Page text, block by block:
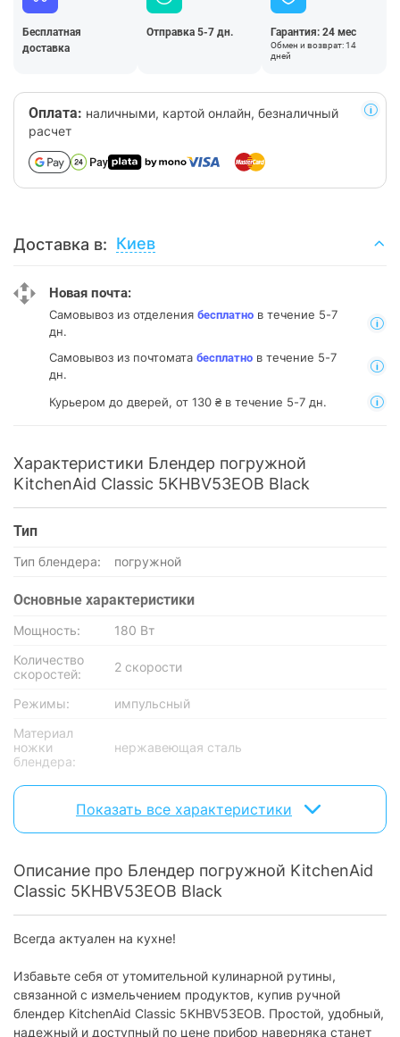
Бесплатная
доставка
Отправка 5-7 дн. Гарантия: 24 мес
Обмен и возврат: 14
дней
Оплата: наличными, картой онлайн, безналичный
расчет
Доставка в: Киев
Новая почта:
Самовывоз из отделения бесплатно в течение 5-7
дн.
Самовывоз из почтомата бесплатно в течение 5-7
дн.
Курьером до дверей, от 130 ₴ в течение 5-7 дн.
Характеристики Блендер погружной
KitchenAid Classic 5KHBV53EOB Black
Тип
Тип блендера: погружной
Основные характеристики
Мощность:
180 Вт
Количество
скоростей:
2 скорости
Режимы:
импульсный
Материал
ножки
блендера:
нержавеющая сталь
Измельчители
Наличие
без измельчителя
Дополнительно
Стакан
есть
для защиты антипригарного покрытия
Физические характеристики
Показать все характеристики
Описание про Блендер погружной KitchenAid
Classic 5KHBV53EOB Black
Всегда актуален на кухне!
Избавьте себя от утомительной кулинарной рутины,
связанной с измельчением продуктов, купив ручной
блендер KitchenAid Classic 5KHBV53EOB. Простой, удобный,
надежный и доступный по цене прибор наверняка станет